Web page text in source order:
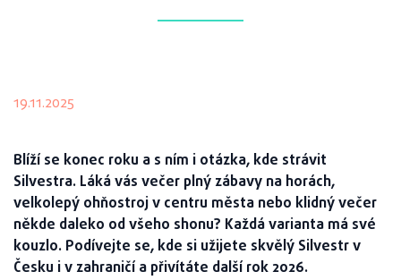
19.11.2025
Blíží se konec roku a s ním i otázka, kde strávit
Silvestra. Láká vás večer plný zábavy na horách,
velkolepý ohňostroj v centru města nebo klidný večer
někde daleko od všeho shonu? Každá varianta má své
kouzlo. Podívejte se, kde si užijete skvělý Silvestr v
Česku i v zahraničí a přivítáte další rok 2026.